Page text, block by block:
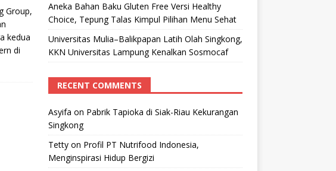
Group,
kedua
di
Aneka Bahan Baku Gluten Free Versi Healthy
Choice, Tepung Talas Kimpul Pilihan Menu Sehat
Universitas Mulia–Balikpapan Latih Olah Singkong,
KKN Universitas Lampung Kenalkan Sosmocaf
RECENT COMMENTS
Asyifa on Pabrik Tapioka di Siak-Riau Kekurangan
Singkong
Tettyon Profil PT Nutrifood Indonesia,
Menginspirasi Hidup Bergizi